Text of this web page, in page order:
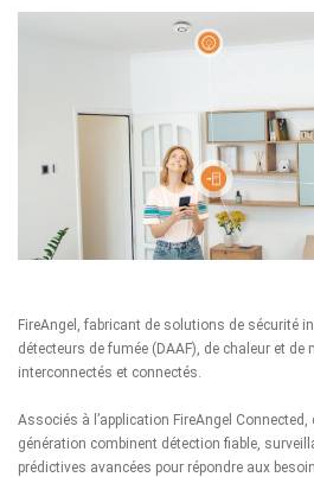
FireAngel , fabricant de solutions de sécurité
détecteurs de fumée (DAAF), de chaleur et de
interconnectés et connectés.
Associés à l’application FireAngel Connected ,
génération combinent détection fiable,
prédictives avancées pour répondre aux